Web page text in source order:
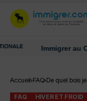
Immigrer au
Accueil FAQ De quel bois
FAQ HIVER ET FROID